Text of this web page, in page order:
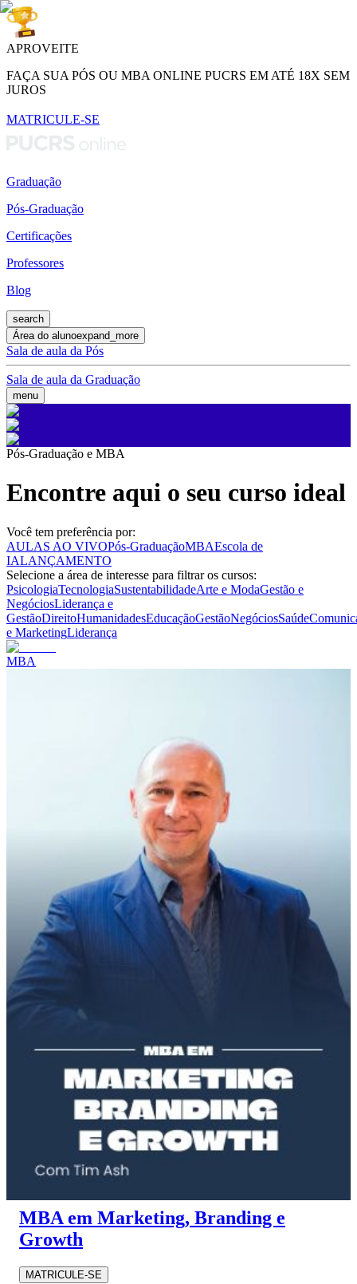
APROVEITE
FAÇA SUA PÓS OU MBA ONLINE PUCRS EM ATÉ 18X SEM
JUROS
MATRICULE-SE
Graduação
Pós-Graduação
Certificações
Professores
Blog
search
Área do alunoexpand_more
Sala de aula da Pós
Sala de aula da Graduação
menu
Pós-Graduação e MBA
Encontre aqui o seu curso ideal
Você tem preferência por:
AULAS AO VIVOPós-GraduaçãoMBAEscola de
IALANÇAMENTO
Selecione a área de interesse para filtrar os cursos:
PsicologiaTecnologiaSustentabilidadeArte e ModaGestão e
NegóciosLiderança e
GestãoDireitoHumanidadesEducaçãoGestãoNegóciosSaúde
e MarketingLiderança
MBA
MBA em Marketing, Branding e
Growth
MATRICULE-SE